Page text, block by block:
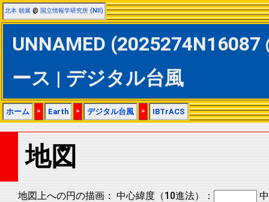
北本 朝展 @ 国立情報学研究所 (NII)
UNNAMED
ース | デジタル台風
ホーム > Earth > デジタル台風 > IBTrACS
地図
地図上への円の描画： 中心緯度（10進法）：